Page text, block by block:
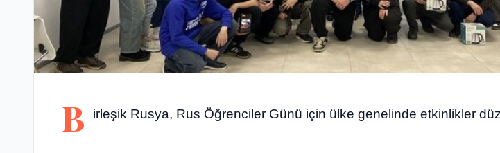
B irleşik Rusya, Rus Öğrenciler Günü için ülke genelinde etkinlikler